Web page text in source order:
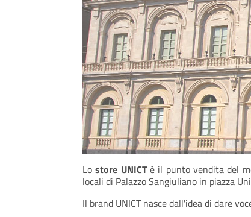
Lostore UNICTè il punto vendita del
locali di Palazzo Sangiuliano in piazza
Il brand UNICT nasce dall'idea di dare